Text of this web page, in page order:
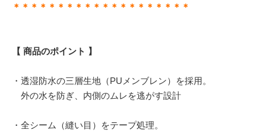
＊＊＊＊＊＊＊＊＊＊＊＊＊＊＊＊＊＊＊＊
【 商品のポイント 】
・透湿防水の三層生地（PUメンブレン）を採用。
外の水を防ぎ、内側のムレを逃がす設計
・全シーム（縫い目）をテープ処理。